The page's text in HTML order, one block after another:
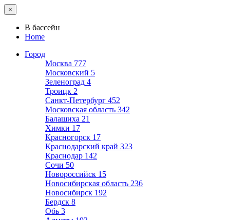
×
В бассейн
Home
Город
Москва 777
Московский 5
Зеленоград 4
Троицк 2
Санкт-Петербург 452
Московская область 342
Балашиха 21
Химки 17
Красногорск 17
Краснодарский край 323
Краснодар 142
Сочи 50
Новороссийск 15
Новосибирская область 236
Новосибирск 192
Бердск 8
Обь 3